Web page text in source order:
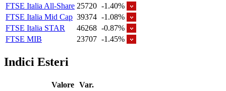
FTSE Italia All-Share 25720 -1.40%
FTSE Italia Mid Cap 39374 -1.08%
FTSE Italia STAR
46268 -0.87%
FTSE MIB
23707 -1.45%
Indici Esteri
Valore Var.